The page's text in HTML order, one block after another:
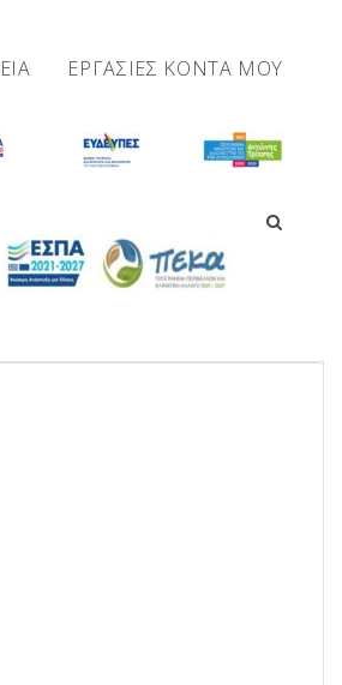
ΕΡΓΑΣΊΕΣ ΚΟΝΤΆ ΜΟΥ